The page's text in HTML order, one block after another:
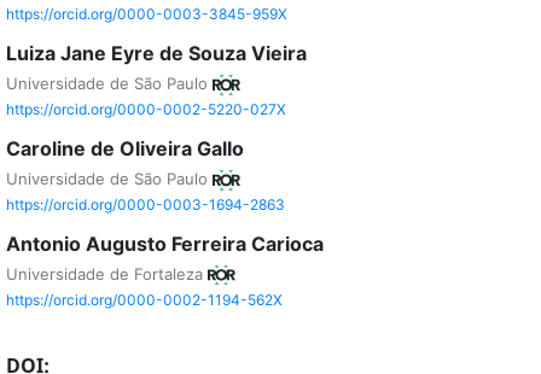
https://orcid.org/0000-0003-3845-959X
Luiza Jane Eyre de Souza Vieira
Universidade de São Paulo
https://orcid.org/0000-0002-5220-027X
Caroline de Oliveira Gallo
Universidade de São Paulo
https://orcid.org/0000-0003-1694-2863
Antonio Augusto Ferreira Carioca
Universidade de Fortaleza
https://orcid.org/0000-0002-1194-562X
DOI: